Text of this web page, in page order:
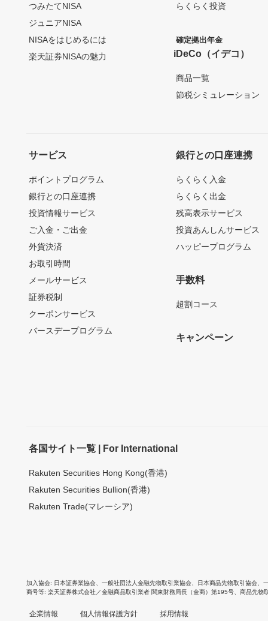
つみたてNISA
ジュニアNISA
NISAをはじめるには
楽天証券NISAの魅力
らくらく投資
確定拠出年金
iDeCo（イデコ）
商品一覧
節税シミュレーション
サービス
ポイントプログラム
銀行との口座連携
投資情報サービス
ご入金・ご出金
外貨決済
お取引時間
メールサービス
証券税制
クーポンサービス
バースデープログラム
銀行との口座連携
らくらく入金
らくらく出金
残高表示サービス
投資あんしんサービス
ハッピープログラム
手数料
超割コース
キャンペーン
各国サイト一覧 | For International
Rakuten Securities Hong Kong(香港)
Rakuten Securities Bullion(香港)
Rakuten Trade(マレーシア)
加入協会 日本証券業協会 一般社団法人金融先物取引業協会 日本商品先物取引協会
商号等 楽天証券株式会社／金融商品取引業者 関東財務局長（金商）第195号、商品先物
企業情報 個人情報保護方針 採用情報